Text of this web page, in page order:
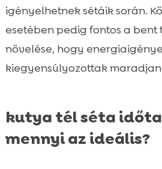
igényelhetnek sétáik során.
esetében pedig fontos a
növelése, hogy
kiegyensúlyozottak
kutya tél séta
mennyi az ideális?